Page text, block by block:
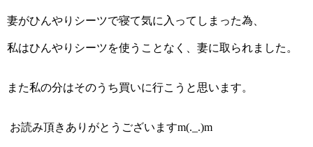
妻がひんやりシーツで寝て気に入ってしまった為、
私はひんやりシーツを使うことなく、妻に取られました。
また私の分はそのうち買いに行こうと思います。
お読み頂きありがとうございますm(._.)m